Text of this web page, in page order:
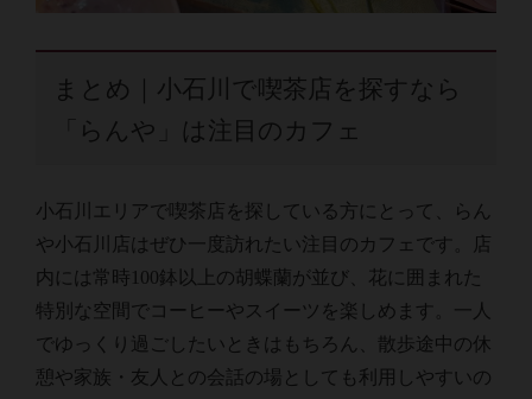
まとめ｜小石川で喫茶店を探すなら
「らんや」は注目のカフェ
小石川エリアで喫茶店を探している方にとって、らん
や小石川店はぜひ一度訪れたい注目のカフェです。店
内には常時100鉢以上の胡蝶蘭が並び、花に囲まれた
特別な空間でコーヒーやスイーツを楽しめます。一人
でゆっくり過ごしたいときはもちろん、散歩途中の休
憩や家族・友人との会話の場としても利用しやすいの